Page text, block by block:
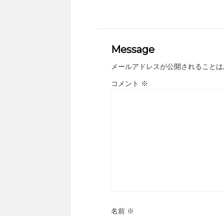
Message
メールアドレスが公開されること
コメント ※
名前 ※